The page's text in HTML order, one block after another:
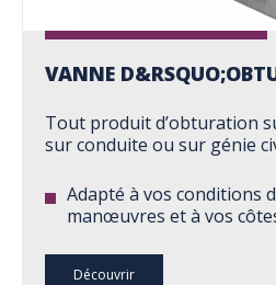
VANNE
Tout produit d’obturation
sur conduite ou sur génie
Adapté à vos conditions
manœuvres et à vos
Découvrir